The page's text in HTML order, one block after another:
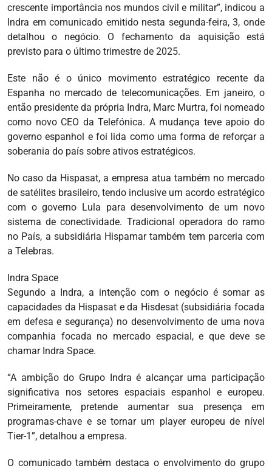
crescente importância nos mundos civil e militar”, indicou a
Indra em comunicado emitido nesta segunda-feira, 3, onde
detalhou o negócio. O fechamento da aquisição está
previsto para o último trimestre de 2025.
Este não é o único movimento estratégico recente da
Espanha no mercado de telecomunicações. Em janeiro, o
então presidente da própria Indra, Marc Murtra, foi nomeado
como novo CEO da Telefónica. A mudança teve apoio do
governo espanhol e foi lida como uma forma de reforçar a
soberania do país sobre ativos estratégicos.
No caso da Hispasat, a empresa atua também no mercado
de satélites brasileiro, tendo inclusive um acordo estratégico
com o governo Lula para desenvolvimento de um novo
sistema de conectividade. Tradicional operadora do ramo
no País, a subsidiária Hispamar também tem parceria com
a Telebras.
Indra Space
Segundo a Indra, a intenção com o negócio é somar as
capacidades da Hispasat e da Hisdesat (subsidiária focada
em defesa e segurança) no desenvolvimento de uma nova
companhia focada no mercado espacial, e que deve se
chamar Indra Space.
“A ambição do Grupo Indra é alcançar uma participação
significativa nos setores espaciais espanhol e europeu.
Primeiramente, pretende aumentar sua presença em
programas-chave e se tornar um player europeu de nível
Tier-1”, detalhou a empresa.
O comunicado também destaca o envolvimento do grupo